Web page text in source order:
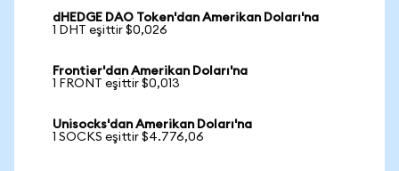
dHEDGE DAO Token'dan Amerikan Doları'na
1 DHT eşittir $0,026
Frontier'dan Amerikan Doları'na
1 FRONT eşittir $0,013
Unisocks'dan Amerikan Doları'na
1 SOCKS eşittir $4.776,06